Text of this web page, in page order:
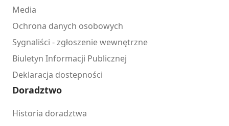
Media
Ochrona danych osobowych
Sygnaliści - zgłoszenie wewnętrzne
Biuletyn Informacji Publicznej
Deklaracja dostepności
Doradztwo
Historia doradztwa